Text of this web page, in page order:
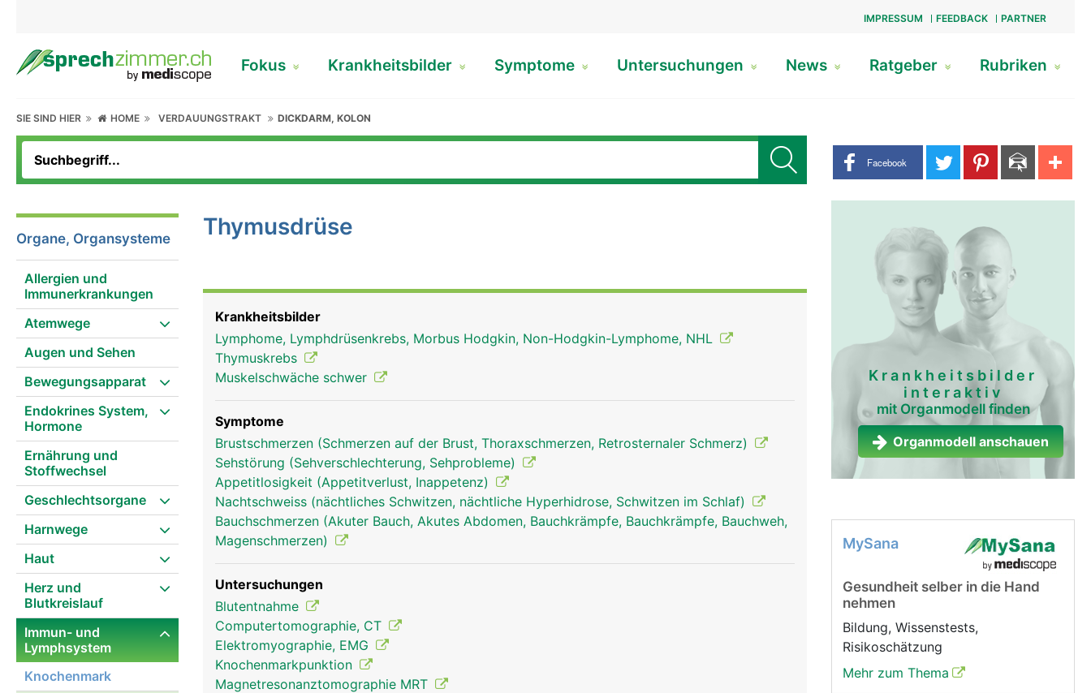
IMPRESSUM FEEDBACK PARTNER
Fokus Krankheitsbilder Symptome Untersuchungen News Ratgeber Rubriken
SIE SIND HIER HOME VERDAUUNGSTRAKT DICKDARM, KOLON
Share buttons
Facebook
Organe, Organsysteme
Allergien und
Immunerkrankungen
Atemwege
Augen und Sehen
Bewegungsapparat
Endokrines System,
Hormone
Ernährung und
Stoffwechsel
Geschlechtsorgane
Harnwege
Haut
Herz und
Blutkreislauf
Immun- und
Lymphsystem
Knochenmark
Thymusdrüse
Krankheitsbilder
Lymphome, Lymphdrüsenkrebs, Morbus Hodgkin, Non-Hodgkin-Lymphome, NHL
Thymuskrebs
Muskelschwäche schwer
Symptome
Brustschmerzen (Schmerzen auf der Brust, Thoraxschmerzen, Retrosternaler Schmerz)
Sehstörung (Sehverschlechterung, Sehprobleme)
Appetitlosigkeit (Appetitverlust, Inappetenz)
Nachtschweiss (nächtliches Schwitzen, nächtliche Hyperhidrose, Schwitzen im Schlaf)
Bauchschmerzen (Akuter Bauch, Akutes Abdomen, Bauchkrämpfe, Bauchkrämpfe, Bauchweh,
Magenschmerzen)
Untersuchungen
Blutentnahme
Computertomographie, CT
Elektromyographie, EMG
Knochenmarkpunktion
Magnetresonanztomographie MRT
Krankheitsbilder
interaktiv
mit Organmodell finden
Organmodell anschauen
MySana
Gesundheit selber in die Hand
nehmen
Bildung, Wissenstests,
Risikoschätzung
Mehr zum Thema